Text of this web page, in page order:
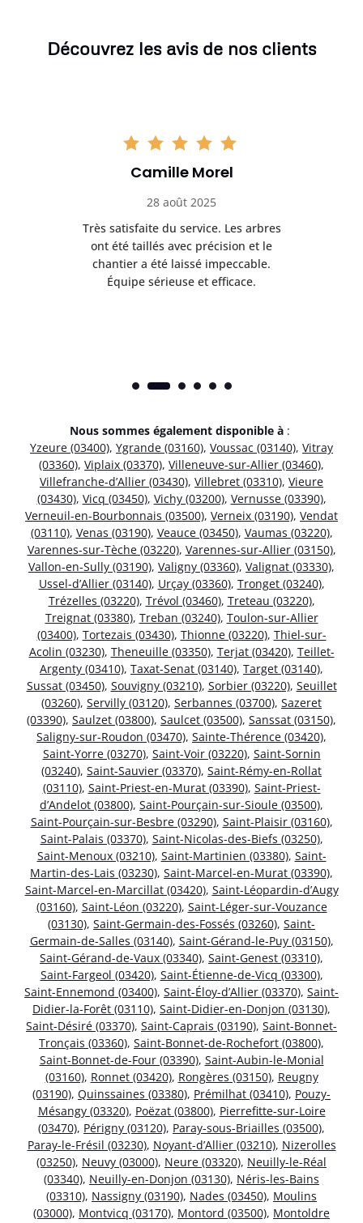
Découvrez les avis de nos clients
Camille Morel
28 août 2025
Très satisfaite du service. Les arbres
ont été taillés avec précision et le
chantier a été laissé impeccable.
Équipe sérieuse et efficace.
Nous sommes également disponible à :
Yzeure (03400), Ygrande (03160), Voussac (03140), Vitray
(03360), Viplaix (03370), Villeneuve-sur-Allier (03460),
Villefranche-d’Allier (03430), Villebret (03310), Vieure
(03430), Vicq (03450), Vichy (03200), Vernusse (03390),
Verneuil-en-Bourbonnais (03500), Verneix (03190), Vendat
(03110), Venas (03190), Veauce (03450), Vaumas (03220),
Varennes-sur-Tèche (03220), Varennes-sur-Allier (03150),
Vallon-en-Sully (03190), Valigny (03360), Valignat (03330),
Ussel-d’Allier (03140), Urçay (03360), Tronget (03240),
Trézelles (03220), Trévol (03460), Treteau (03220),
Treignat (03380), Treban (03240), Toulon-sur-Allier
(03400), Tortezais (03430), Thionne (03220), Thiel-sur-
Acolin (03230), Theneuille (03350), Terjat (03420), Teillet-
Argenty (03410), Taxat-Senat (03140), Target (03140),
Sussat (03450), Souvigny (03210), Sorbier (03220), Seuillet
(03260), Servilly (03120), Serbannes (03700), Sazeret
(03390), Saulzet (03800), Saulcet (03500), Sanssat (03150),
Saligny-sur-Roudon (03470), Sainte-Thérence (03420),
Saint-Yorre (03270), Saint-Voir (03220), Saint-Sornin
(03240), Saint-Sauvier (03370), Saint-Rémy-en-Rollat
(03110), Saint-Priest-en-Murat (03390), Saint-Priest-
d’Andelot (03800), Saint-Pourçain-sur-Sioule (03500),
Saint-Pourçain-sur-Besbre (03290), Saint-Plaisir (03160),
Saint-Palais (03370), Saint-Nicolas-des-Biefs (03250),
Saint-Menoux (03210), Saint-Martinien (03380), Saint-
Martin-des-Lais (03230), Saint-Marcel-en-Murat (03390),
Saint-Marcel-en-Marcillat (03420), Saint-Léopardin-d’Augy
(03160), Saint-Léon (03220), Saint-Léger-sur-Vouzance
(03130), Saint-Germain-des-Fossés (03260), Saint-
Germain-de-Salles (03140), Saint-Gérand-le-Puy (03150),
Saint-Gérand-de-Vaux (03340), Saint-Genest (03310),
Saint-Fargeol (03420), Saint-Étienne-de-Vicq (03300),
Saint-Ennemond (03400), Saint-Éloy-d’Allier (03370), Saint-
Didier-la-Forêt (03110), Saint-Didier-en-Donjon (03130),
Saint-Désiré (03370), Saint-Caprais (03190), Saint-Bonnet-
Tronçais (03360), Saint-Bonnet-de-Rochefort (03800),
Saint-Bonnet-de-Four (03390), Saint-Aubin-le-Monial
(03160), Ronnet (03420), Rongères (03150), Reugny
(03190), Quinssaines (03380), Prémilhat (03410), Pouzy-
Mésangy (03320), Poëzat (03800), Pierrefitte-sur-Loire
(03470), Périgny (03120), Paray-sous-Briailles (03500),
Paray-le-Frésil (03230), Noyant-d’Allier (03210), Nizerolles
(03250), Neuvy (03000), Neure (03320), Neuilly-le-Réal
(03340), Neuilly-en-Donjon (03130), Néris-les-Bains
(03310), Nassigny (03190), Nades (03450), Moulins
(03000), Montvicq (03170), Montord (03500), Montoldre